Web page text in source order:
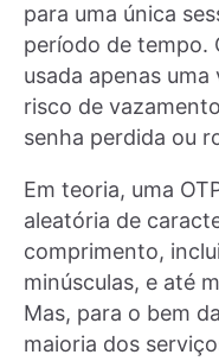
para uma única
período de tempo.
usada apenas
risco de
senha perdida ou
Em teoria, uma
aleatória de
comprimento,
minúsculas, e até
Mas, para o bem
maioria dos